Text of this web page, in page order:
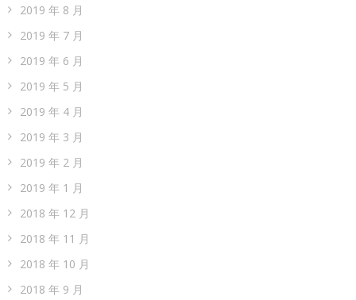
2019 年 8 月
2019 年 7 月
2019 年 6 月
2019 年 5 月
2019 年 4 月
2019 年 3 月
2019 年 2 月
2019 年 1 月
2018 年 12 月
2018 年 11 月
2018 年 10 月
2018 年 9 月